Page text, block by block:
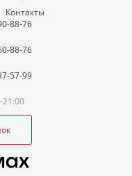
Контакты
88-76
88-76
57-99